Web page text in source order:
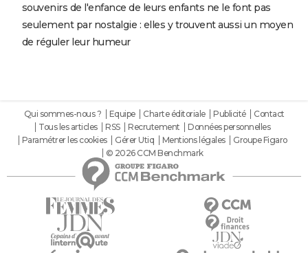
souvenirs de l'enfance de leurs enfants ne le font pas
seulement par nostalgie : elles y trouvent aussi un moyen
de réguler leur humeur
Qui sommes-nous ? Equipe Charte éditoriale Publicité
Contact
Tous les articles
RSS Recrutement
Données personnelles
Paramétrer les cookies
Gérer Utiq Mentions légales
Groupe Figaro
© 2026 CCM Benchmark